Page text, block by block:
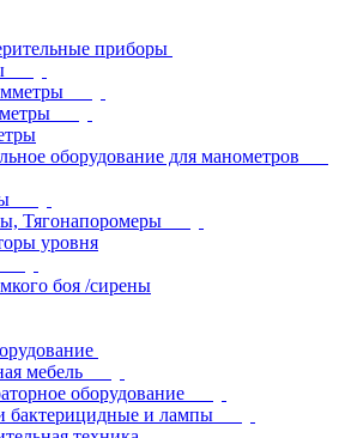
приборы
оборудование для манометров
Тягонапоромеры
уровня
боя /сирены
мебель
оборудование
бактерицидные и лампы